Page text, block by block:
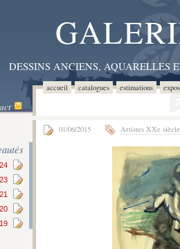
DESSINS ANCIENS,
accueil catalogues estimations
01/06/2015 Artistes XXe siècle